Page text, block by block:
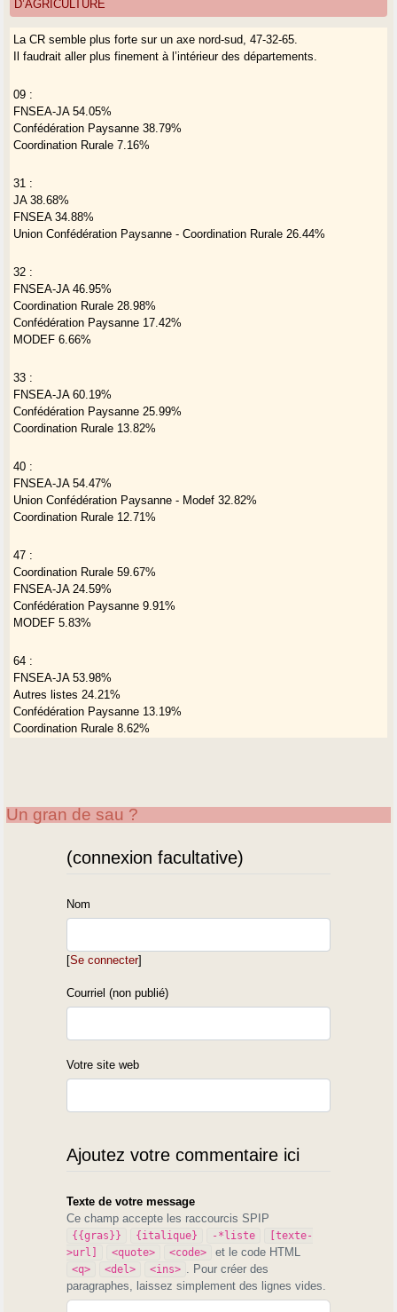
avec l’objectif ultime de faire disparaitre l’élevage. Tout comme ces
situations pourtant bien souvent différentes les unes des autres.
Bref, nos paysans, agriculteurs, comme on voudra, vivent aujourd’hui
de trop pour les affronter.
D’AGRICULTURE
La CR semble plus forte sur un axe nord-sud, 47-32-65.
Il faudrait aller plus finement à l’intérieur des départements.
09 :
FNSEA-JA 54.05%
Confédération Paysanne 38.79%
Coordination Rurale 7.16%
31 :
JA 38.68%
FNSEA 34.88%
Union Confédération Paysanne - Coordination Rurale 26.44%
32 :
FNSEA-JA 46.95%
Coordination Rurale 28.98%
Confédération Paysanne 17.42%
MODEF 6.66%
33 :
FNSEA-JA 60.19%
Confédération Paysanne 25.99%
Coordination Rurale 13.82%
40 :
FNSEA-JA 54.47%
Union Confédération Paysanne - Modef 32.82%
Coordination Rurale 12.71%
47 :
Coordination Rurale 59.67%
FNSEA-JA 24.59%
Confédération Paysanne 9.91%
MODEF 5.83%
64 :
FNSEA-JA 53.98%
Autres listes 24.21%
Confédération Paysanne 13.19%
Coordination Rurale 8.62%
Confédération Paysanne 13.42%
Coordination Rurale 16.48%
2019-des-chambres-dagriculture/
Un gran de sau ?
(connexion facultative)
Nom
[Se connecter]
Courriel (non publié)
Votre site web
Ajoutez votre commentaire ici
Texte de votre message
Ce champ accepte les raccourcis SPIP
{{gras}} {italique} -*liste
[texte-
>url]
<quote> <code> et le code HTML
<q> <del> <ins>
. Pour créer des
paragraphes, laissez simplement des lignes vides.